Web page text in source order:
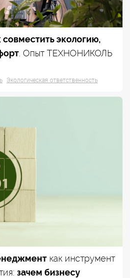
экологию,
. Опыт ТЕХНОНИКОЛЬ
Экологическая ответственность
как инструмент
зачем бизнесу